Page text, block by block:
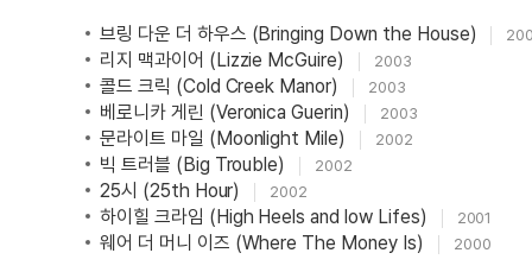
브링 다운 더 하우스 (Bringing Down the House)
리지 맥과이어 (Lizzie McGuire) 2003
콜드 크릭 (Cold Creek Manor) 2003
베로니카 게린 (Veronica Guerin) 2003
문라이트 마일 (Moonlight Mile) 2002
빅 트러블 (Big Trouble) 2002
25시 (25th Hour) 2002
하이힐 크라임 (High Heels and low Lifes) 2001
웨어 더 머니 이즈 (Where The Money Is) 2000